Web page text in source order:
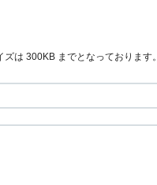
は 300KB までとなっております。